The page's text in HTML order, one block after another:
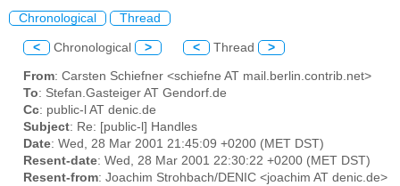
Chronological Thread
< Chronological > < Thread >
From: Carsten Schiefner <schiefne AT mail.berlin.contrib.net>
To: Stefan.Gasteiger AT Gendorf.de
Cc: public-l AT denic.de
Subject: Re: [public-l] Handles
Date: Wed, 28 Mar 2001 21:45:09 +0200 (MET DST)
Resent-date: Wed, 28 Mar 2001 22:30:22 +0200 (MET DST)
Resent-from: Joachim Strohbach/DENIC <joachim AT denic.de>